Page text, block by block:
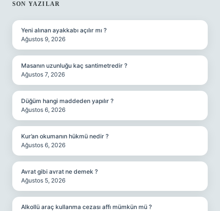
SIDEBAR
SON YAZILAR
Yeni alınan ayakkabı açılır mı ?
Ağustos 9, 2026
Masanın uzunluğu kaç santimetredir ?
Ağustos 7, 2026
Düğüm hangi maddeden yapılır ?
Ağustos 6, 2026
Kur’an okumanın hükmü nedir ?
Ağustos 6, 2026
Avrat gibi avrat ne demek ?
Ağustos 5, 2026
Alkollü araç kullanma cezası affı mümkün mü ?